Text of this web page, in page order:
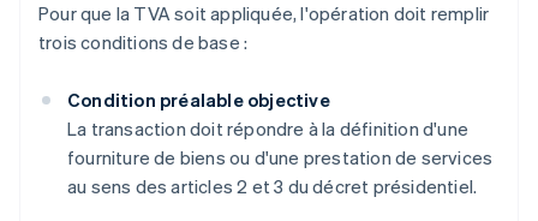
Pour que la TVA soit appliquée, l'opération doit remplir
trois conditions de base :
Condition préalable objective
La transaction doit répondre à la définition d'une
fourniture de biens ou d'une prestation de services
au sens des articles 2 et 3 du décret présidentiel.